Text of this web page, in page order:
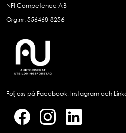
NFI Competence AB
Org.nr. 556468-8256
Följ oss på Facebook, Instagram och